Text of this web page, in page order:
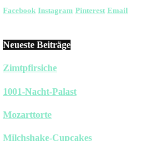
Facebook Instagram Pinterest Email
Neueste Beiträge
Zimtpfirsiche
1001-Nacht-Palast
Mozarttorte
Milchshake-Cupcakes